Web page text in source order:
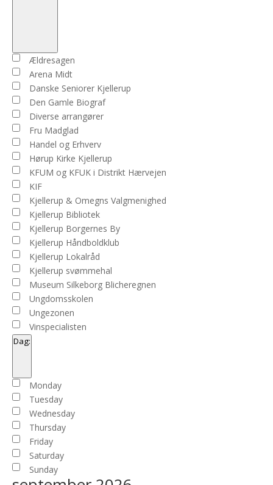
filter Close
Arrangører
Ældresagen
Arena Midt
Danske Seniorer Kjellerup
Den Gamle Biograf
Diverse arrangører
Fru Madglad
Handel og Erhverv
Hørup Kirke Kjellerup
KFUM og KFUK i Distrikt Hærvejen
KIF
Kjellerup & Omegns Valgmenighed
Kjellerup Bibliotek
Kjellerup Borgernes By
Kjellerup Håndboldklub
Kjellerup Lokalråd
Kjellerup svømmehal
Museum Silkeborg Blicheregnen
Ungdomsskolen
Ungezonen
Vinspecialisten
Dag:
filterClose
Dag
Monday
Tuesday
Wednesday
Thursday
Friday
Saturday
Sunday